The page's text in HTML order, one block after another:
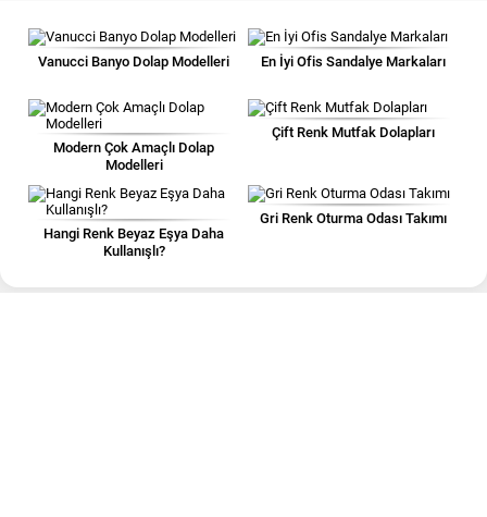
Vanucci Banyo Dolap Modelleri En İyi Ofis Sandalye Markaları
Modern Çok Amaçlı Dolap
Modelleri
Çift Renk Mutfak Dolapları
Hangi Renk Beyaz Eşya Daha
Kullanışlı?
Gri Renk Oturma Odası Takımı